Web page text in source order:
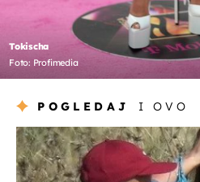
Tokischa
Foto: Profimedia
POGLEDAJ I OVO